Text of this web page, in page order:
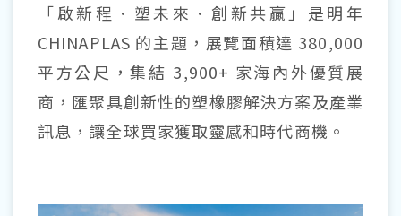
「啟新程．塑未來．創新共贏」是明年
CHINAPLAS 的主題，展覽面積達 380,000
平方公尺，集結 3,900+ 家海內外優質展
商，匯聚具創新性的塑橡膠解決方案及產業
訊息，讓全球買家獲取靈感和時代商機。